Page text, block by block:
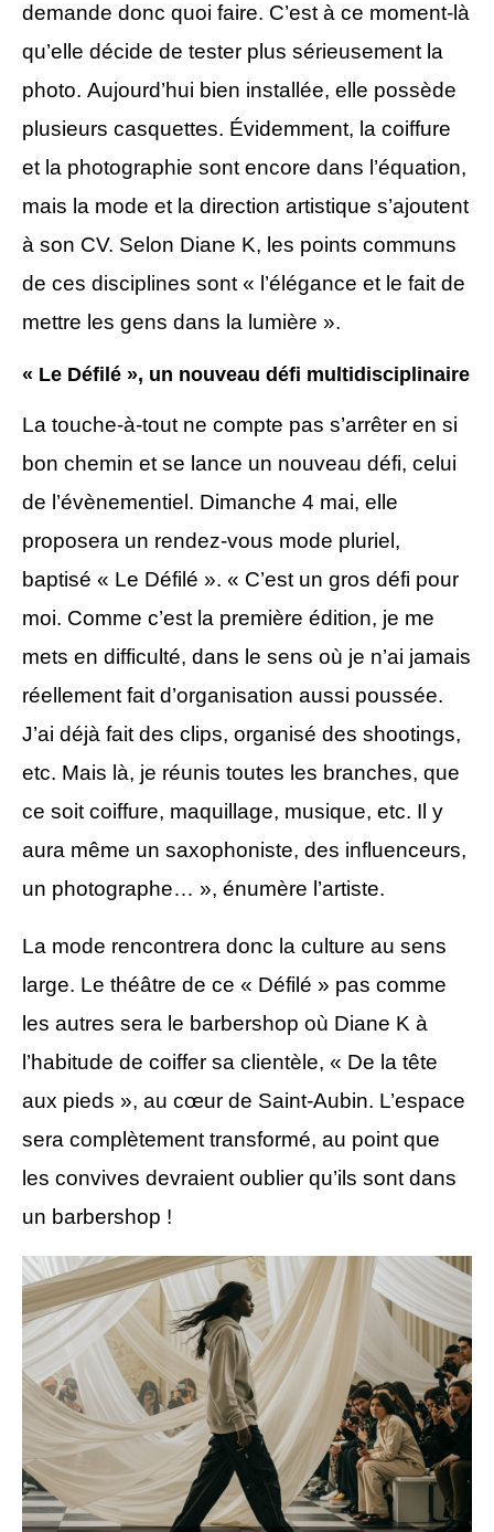
demande donc quoi faire. C’est à ce moment-là
qu’elle décide de tester plus sérieusement la
photo. Aujourd’hui bien installée, elle possède
plusieurs casquettes. Évidemment, la coiffure
et la photographie sont encore dans l’équation,
mais la mode et la direction artistique s’ajoutent
à son CV. Selon Diane K, les points communs
de ces disciplines sont « l’élégance et le fait de
mettre les gens dans la lumière ».
« Le Défilé », un nouveau défi multidisciplinaire
La touche-à-tout ne compte pas s’arrêter en si
bon chemin et se lance un nouveau défi, celui
de l’évènementiel. Dimanche 4 mai, elle
proposera un rendez-vous mode pluriel,
baptisé « Le Défilé ». « C’est un gros défi pour
moi. Comme c’est la première édition, je me
mets en difficulté, dans le sens où je n’ai jamais
réellement fait d’organisation aussi poussée.
J’ai déjà fait des clips, organisé des shootings,
etc. Mais là, je réunis toutes les branches, que
ce soit coiffure, maquillage, musique, etc. Il y
aura même un saxophoniste, des influenceurs,
un photographe… », énumère l’artiste.
La mode rencontrera donc la culture au sens
large. Le théâtre de ce « Défilé » pas comme
les autres sera le barbershop où Diane K à
l’habitude de coiffer sa clientèle, « De la tête
aux pieds », au cœur de Saint-Aubin. L’espace
sera complètement transformé, au point que
les convives devraient oublier qu’ils sont dans
un barbershop !